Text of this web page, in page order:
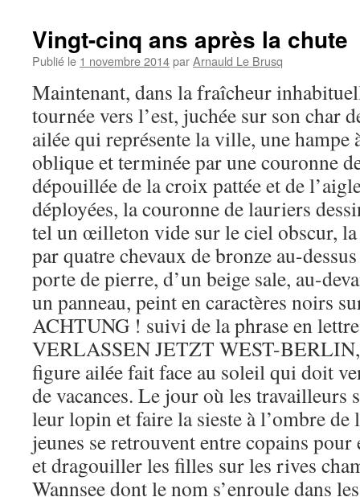
Vingt-cinq ans après la chute
Publié le 1 novembre 2014parArnauld Le Brusq
Maintenant, dans la fraîcheur
tournée vers l’est, juchée sur son char
ailée qui représente la ville, une hampe
oblique et terminée par une couronne
dépouillée de la croix pattée et de
déployées, la couronne de lauriers
tel un œilleton vide sur le ciel obscur,
par quatre chevaux de bronze au-
porte de pierre, d’un beige sale, au-
un panneau, peint en caractères noirs
ACHTUNG ! suivi de la phrase en
VERLASSEN JETZT WEST-
figure ailée fait face au soleil qui doit
de vacances. Le jour où les travailleurs
leur lopin et faire la sieste à l’ombre de
jeunes se retrouvent entre copains
et dragouiller les filles sur les rives
Wannsee dont le nom s’enroule dans